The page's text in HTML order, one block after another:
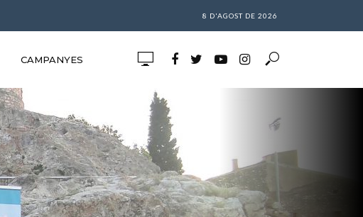
8 D'AGOST DE 2026
CAMPANYES